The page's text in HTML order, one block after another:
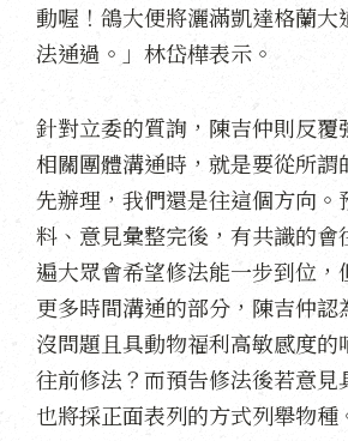
動喔！鴿大便將灑滿凱達格蘭大
法通過。」林岱樺表示。
針對立委的質詢，陳吉仲則反覆
相關團體溝通時，就是要從所謂
先辦理，我們還是往這個方向。
料、意見彙整完後，有共識的會
遍大眾會希望修法能一步到位，
更多時間溝通的部分，陳吉仲認
沒問題且具動物福利高敏感度的
往前修法？而預告修法後若意見
也將採正面表列的方式列舉物種